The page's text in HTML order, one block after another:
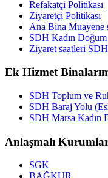
Refakatçi Politikası
Ziyaretçi Politikası
Ana Bina Muayene
SDH Kadın Doğum
Ziyaret saatleri
Ek Hizmet
SDH Toplum ve
SDH Baraj Yolu
SDH Marsa Kadın
Anlaşmalı
SGK